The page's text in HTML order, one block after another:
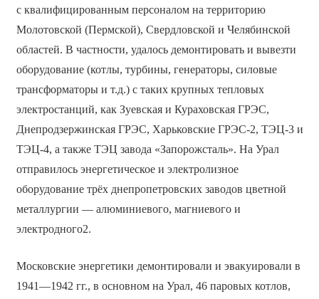
с квалифицированным персоналом на территорию
Молотовской (Пермской), Свердловской и Челябинской
областей. В частности, удалось демонтировать и вывезти
оборудование (котлы, турбины, генераторы, силовые
трансформаторы и т.д.) с таких крупных тепловых
электростанций, как Зуевская и Кураховская ГРЭС,
Днепродзержинская ГРЭС, Харьковские ГРЭС-2, ТЭЦ-3 и
ТЭЦ-4, а также ТЭЦ завода «Запорожсталь». На Урал
отправилось энергетическое и электролизное
оборудование трёх днепропетровских заводов цветной
металлургии — алюминиевого, магниевого и
электродного2.
Московские энергетики демонтировали и эвакуировали в
1941—1942 гг., в основном на Урал, 46 паровых котлов,